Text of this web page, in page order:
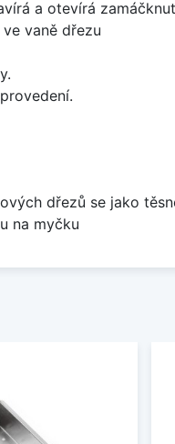
a otevírá
vaně dřezu
dřezů se jako
na myčku